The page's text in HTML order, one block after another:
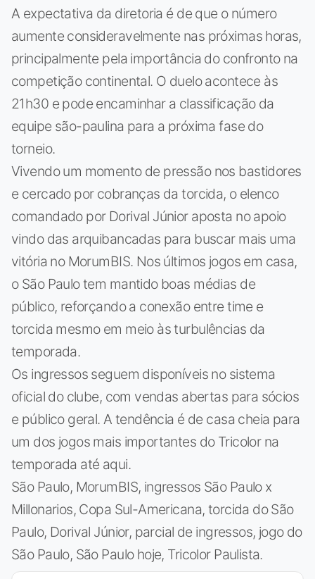
A expectativa da diretoria é de que o número
aumente consideravelmente nas próximas horas,
principalmente pela importância do confronto na
competição continental. O duelo acontece às
21h30 e pode encaminhar a classificação da
equipe são-paulina para a próxima fase do
torneio.
Vivendo um momento de pressão nos bastidores
e cercado por cobranças da torcida, o elenco
comandado por Dorival Júnior aposta no apoio
vindo das arquibancadas para buscar mais uma
vitória no MorumBIS. Nos últimos jogos em casa,
o São Paulo tem mantido boas médias de
público, reforçando a conexão entre time e
torcida mesmo em meio às turbulências da
temporada.
Os ingressos seguem disponíveis no sistema
oficial do clube, com vendas abertas para sócios
e público geral. A tendência é de casa cheia para
um dos jogos mais importantes do Tricolor na
temporada até aqui.
São Paulo, MorumBIS, ingressos São Paulo x
Millonarios, Copa Sul-Americana, torcida do São
Paulo, Dorival Júnior, parcial de ingressos, jogo do
São Paulo, São Paulo hoje, Tricolor Paulista.